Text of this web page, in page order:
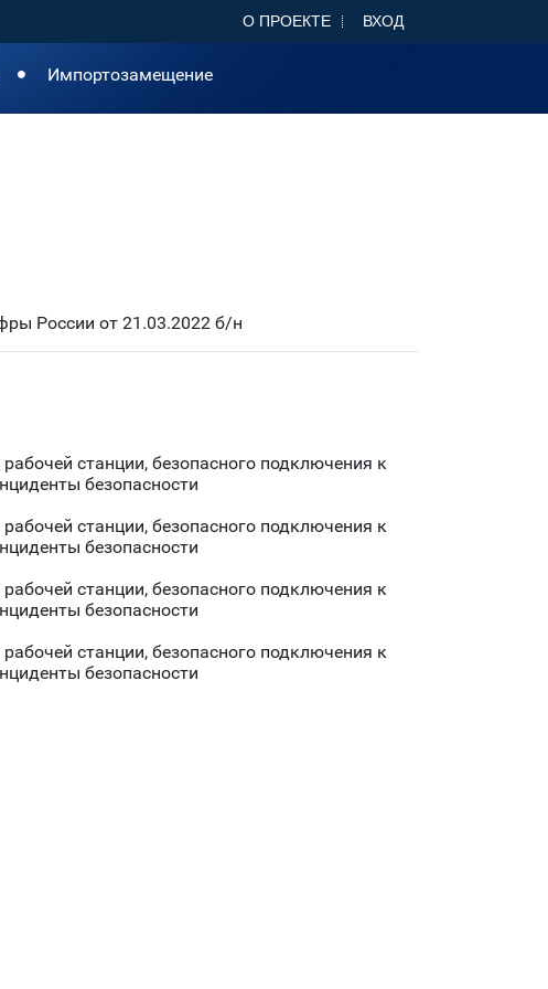
О ПРОЕКТЕ ВХОД
Импортозамещение
России от 21.03.2022 б/н
станции, безопасного подключения к
безопасности
станции, безопасного подключения к
безопасности
станции, безопасного подключения к
безопасности
станции, безопасного подключения к
безопасности